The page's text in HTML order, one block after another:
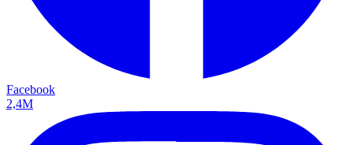
Facebook
2,4M